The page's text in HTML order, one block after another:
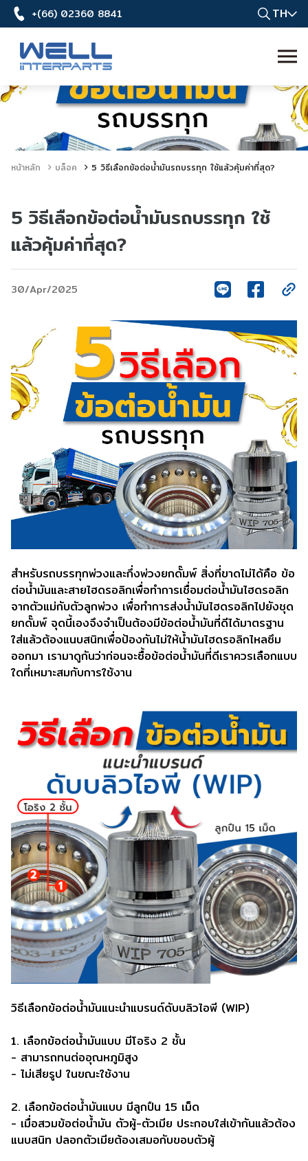
+(66) 02360 8841 TH
หน้าหลัก บล็อค 5 วิธีเลือกข้อต่อน้ำมันรถบรรทุก ใช้แล้วคุ้มค่าที่สุด?
5 วิธีเลือกข้อต่อน้ำมันรถบรรทุก ใช้
แล้วคุ้มค่าที่สุด?
30/Apr/2025
สำหรับรถบรรทุกพ่วงและกึ่งพ่วงยกดั๊มพ์ สิ่งที่ขาดไม่ได้คือ ข้อ
ต่อน้ำมันและสายไฮดรอลิกเพื่อทำการเชื่อมต่อน้ำมันไฮดรอลิก
จากตัวแม่กับตัวลูกพ่วง เพื่อทำการส่งน้ำมันไฮดรอลิกไปยังชุด
ยกดั๊มพ์ จุดนี้เองจึงจำเป็นต้องมีข้อต่อน้ำมันที่ดีได้มาตรฐาน
ใส่แล้วต้องแนบสนิทเพื่อป้องกันไม่ให้น้ำมันไฮดรอลิกไหลซึม
ออกมา เรามาดูกันว่าก่อนจะซื้อข้อต่อน้ำมันที่ดีเราควรเลือกแบบ
ใดที่เหมาะสมกับการใช้งาน
วิธีเลือกข้อต่อน้ำมันแนะนำแบรนด์ดับบลิวไอพี (WIP)
1. เลือกข้อต่อน้ำมันแบบ มีโอริง 2 ชั้น
- สามารถทนต่ออุณหภูมิสูง
- ไม่เสียรูป ในขณะใช้งาน
2. เลือกข้อต่อน้ำมันแบบ มีลูกปืน 15 เม็ด
- เมื่อสวมข้อต่อน้ำมัน ตัวผู้-ตัวเมีย ประกอบใส่เข้ากันแล้วต้อง
แนบสนิท ปลอกตัวเมียต้องเสมอกับขอบตัวผู้